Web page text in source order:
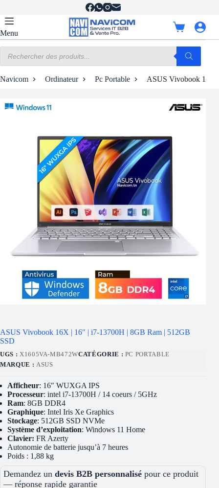
contenu
Menu
Panier
d’achat
produits
Navicom Ordinateur Pc Portable ASUS Vivobook 16X
ASUS Vivobook 16X | 16″ | i7-13700H | 8GB Ram | 512GB
SSD
UGS : X1605VA-MB472WCATÉGORIE : PC PORTABLE
MARQUE : ASUS
Afficheur: 16″ WUXGA IPS
Processeur: intel i7-13700H / 14 coeurs / 5GHz
Ram: 8GB DDR4
Graphique: Intel Iris Xe Graphics
Stockage: 512GB SSD NVMe
Système d’exploitation: Windows 11 Home
Clavier: FR Azerty
Autonomie de batterie jusqu’à 7 heures
Poids : 1,88 kg
Demandez un devis B2B personnalisé pour ce produit
— réponse rapide garantie